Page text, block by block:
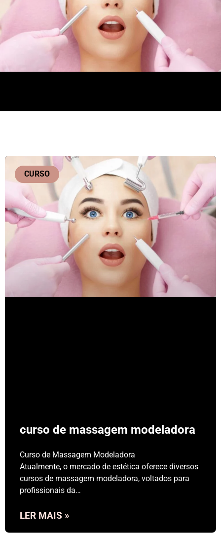
CURSO
curso de massagem modeladora
Curso de Massagem Modeladora
Atualmente, o mercado de estética oferece diversos
cursos de massagem modeladora, voltados para
profissionais da…
LER MAIS »